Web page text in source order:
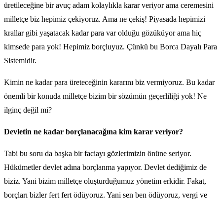
üretileceğine bir avuç adam kolaylıkla karar veriyor ama ceremesini
milletçe biz hepimiz çekiyoruz. Ama ne çekiş! Piyasada hepimizi
krallar gibi yaşatacak kadar para var olduğu gözüküyor ama hiç
kimsede para yok! Hepimiz borçluyuz. Çünkü bu Borca Dayalı Para
Sistemidir.
Kimin ne kadar para üreteceğinin kararını biz vermiyoruz. Bu kadar
önemli bir konuda milletçe bizim bir sözümün geçerliliği yok! Ne
ilginç değil mi?
Devletin ne kadar borçlanacağına kim karar veriyor?
Tabi bu soru da başka bir faciayı gözlerimizin önüne seriyor.
Hükümetler devlet adına borçlanma yapıyor. Devlet dediğimiz de
biziz. Yani bizim milletçe oluşturduğumuz yönetim erkidir. Fakat,
borçları bizler fert fert ödüyoruz. Yani sen ben ödüyoruz, vergi ve